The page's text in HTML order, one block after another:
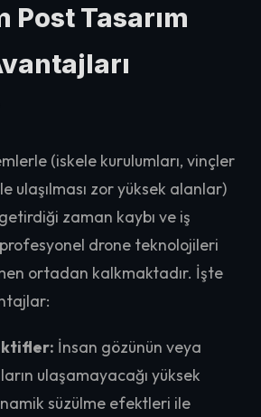
Post Tasarım
(iskele kurulumları, vinçler
ulaşılması zor yüksek alanlar)
zaman kaybı ve iş
drone teknolojileri
ortadan kalkmaktadır. İşte
İnsan gözünün veya
ulaşamayacağı yüksek
süzülme efektleri ile